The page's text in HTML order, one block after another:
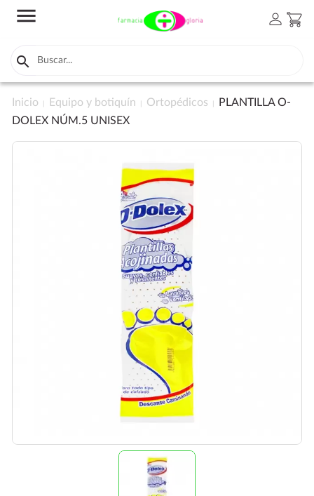
menu person shopping_cart

Inicio Equipo y botiquín Ortopédicos
PLANTILLA O-
DOLEX NÚM.5 UNISEX